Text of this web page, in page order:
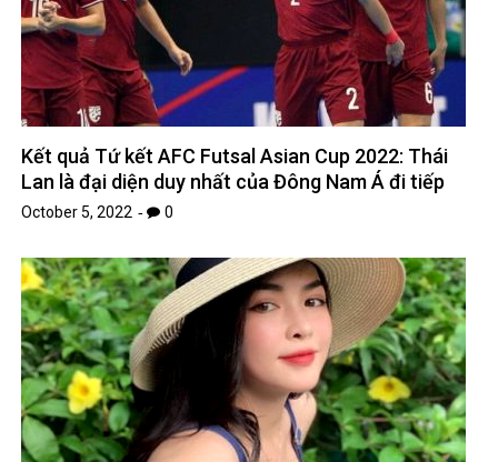
Kết quả Tứ kết AFC Futsal Asian Cup 2022: Thái
Lan là đại diện duy nhất của Đông Nam Á đi tiếp
October 5, 2022 0